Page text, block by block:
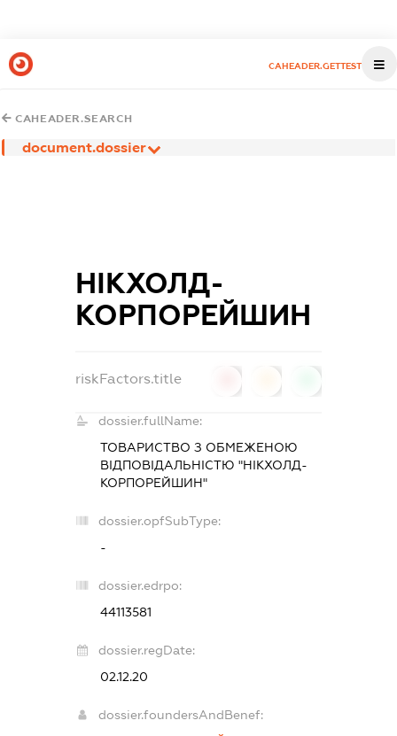
CAHEADER.GETTEST
CAHEADER.SEARCH
document.dossier
НІКХОЛД-
КОРПОРЕЙШИН
riskFactors.title
dossier.fullName:
ТОВАРИСТВО З ОБМЕЖЕНОЮ
ВІДПОВІДАЛЬНІСТЮ "НІКХОЛД-
КОРПОРЕЙШИН"
dossier.opfSubType:
-
dossier.edrpo:
44113581
dossier.regDate:
02.12.20
dossier.foundersAndBenef: